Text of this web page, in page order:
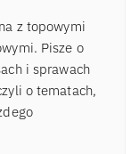
z topowymi
Pisze o
i sprawach
o tematach,